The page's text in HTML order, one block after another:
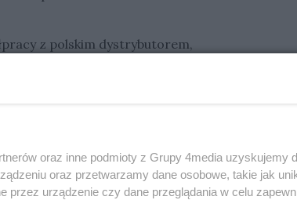
z polskim dystrybutorem,
do kontaktu z żywnością.
oraz inne podmioty z Grupy 4media uzyskujemy
oraz przetwarzamy dane osobowe, takie jak
przez urządzenie czy dane przeglądania w celu